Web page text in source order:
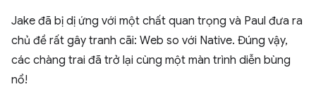
Jake đã bị dị ứng với một chất quan trọng và Paul đưa ra
chủ đề rất gây tranh cãi: Web so với Native. Đúng vậy,
các chàng trai đã trở lại cùng một màn trình diễn bùng
nổ!